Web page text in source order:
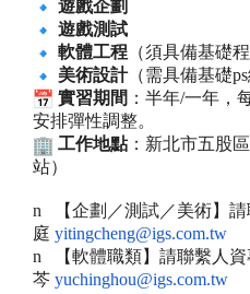
遊戲企劃
遊戲測試
軟體工程 （須具備基礎
美術設計（需具備基礎
實習期間 ：半年/一年，
安排彈性調整。
工作地點：新北市五股
站）
n
【企劃／測試／美術】
庭 yitingcheng@igs.com.tw
n
【軟體職類】請聯繫人
芩 yuchinghou@igs.com.tw